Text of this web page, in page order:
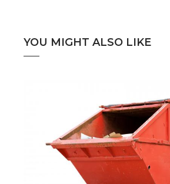
YOU MIGHT ALSO LIKE